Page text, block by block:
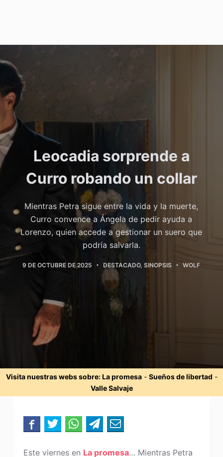
Leocadia sorprende a
Curro robando un collar
Mientras Petra sigue entre la vida y la muerte,
Curro convence a Ángela de pedir ayuda a
Lorenzo, quien accede a gestionar un suero que
podría salvarla.
9 DE OCTUBRE DE 2025 DESTACADO,SINOPSIS WOLF
Visita nuestras webs sobre:La promesa- Sueños de libertad -
Valle Salvaje
Este viernes en La promesa… Mientras Petra